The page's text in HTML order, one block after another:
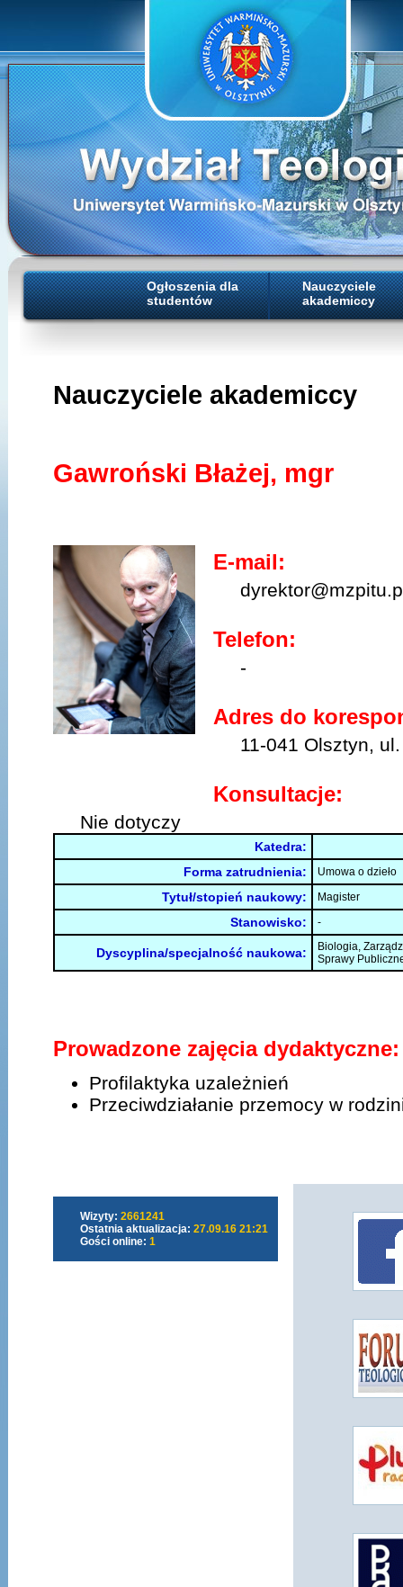
Ogłoszenia dla
studentów
Nauczyciele
akademiccy
Nauczyciele akademiccy
Gawroński Błażej, mgr
E-mail:
Telefon:
-
Adres do
11-041 Olsztyn, ul.
Konsultacje:
Nie dotyczy
Katedra:
Forma zatrudnienia:
Umowa o dzieło
Tytuł/stopień naukowy: Magister
Stanowisko: -
Dyscyplina/specjalność naukowa:
Biologia,
Sprawy
Prowadzone zajęcia dydaktyczne:
Profilaktyka uzależnień
Przeciwdziałanie przemocy w
Wizyty: 2661241
Ostatnia aktualizacja: 27.09.16 21:21
Gości online: 1